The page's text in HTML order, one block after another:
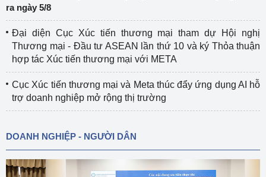
ra ngày 5/8
Đại diện Cục Xúc tiến thương mại tham dự Hội nghị
Thương mại - Đầu tư ASEAN lần thứ 10 và ký Thỏa thuận
hợp tác Xúc tiến thương mại với META
Cục Xúc tiến thương mại và Meta thúc đẩy ứng dụng AI hỗ
trợ doanh nghiệp mở rộng thị trường
DOANH NGHIỆP - NGƯỜI DÂN